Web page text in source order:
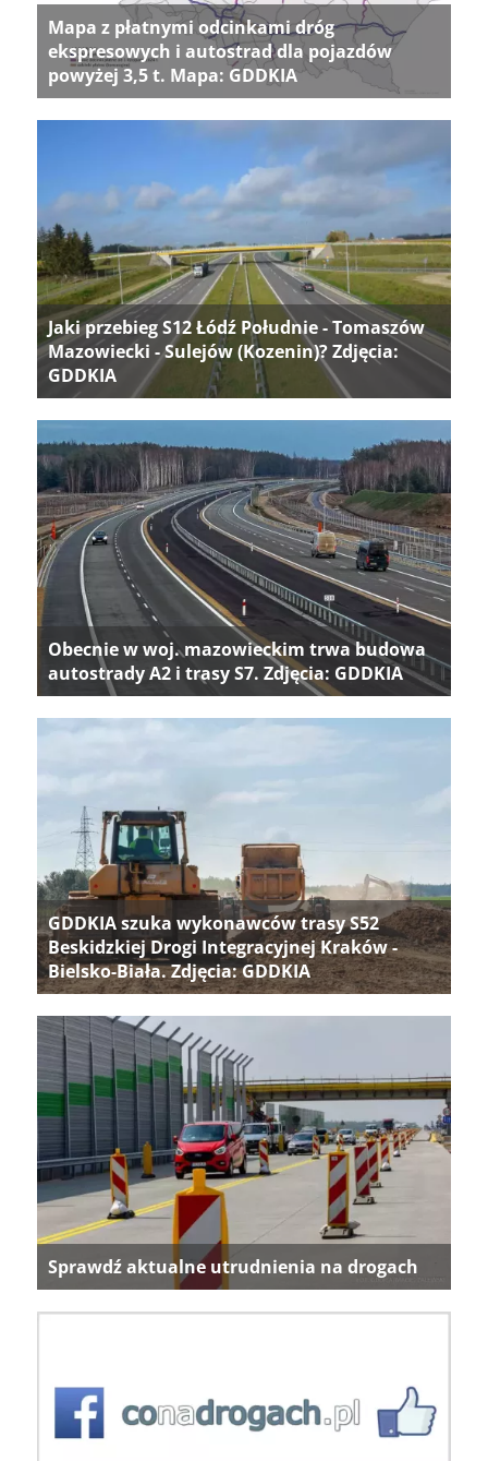
Mapa z płatnymi odcinkami dróg
ekspresowych i autostrad dla pojazdów
powyżej 3,5 t. Mapa: GDDKIA
Jaki przebieg S12 Łódź Południe - Tomaszów
Mazowiecki - Sulejów (Kozenin)? Zdjęcia:
GDDKIA
Obecnie w woj. mazowieckim trwa budowa
autostrady A2 i trasy S7. Zdjęcia: GDDKIA
GDDKIA szuka wykonawców trasy S52
Beskidzkiej Drogi Integracyjnej Kraków -
Bielsko-Biała. Zdjęcia: GDDKIA
Sprawdź aktualne utrudnienia na drogach